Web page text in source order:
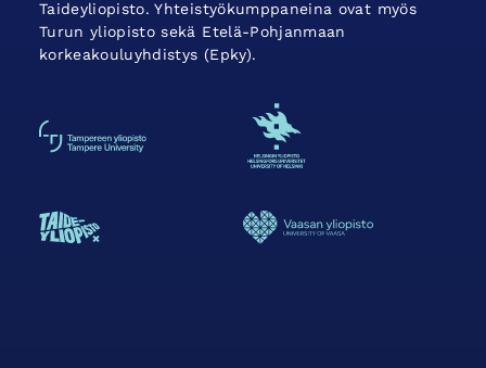
Taideyliopisto. Yhteistyökumppaneina ovat myös
Turun yliopisto sekä Etelä-Pohjanmaan
korkeakouluyhdistys (Epky).